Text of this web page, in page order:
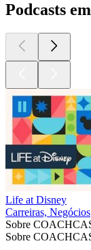
Podcasts
Life at Disney
Carreiras, Negócios
Sobre
Sobre